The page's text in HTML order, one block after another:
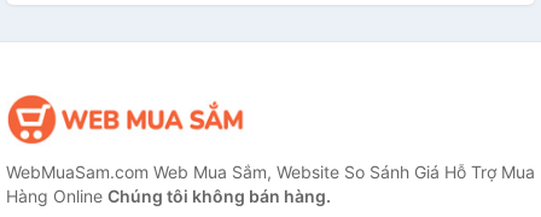
WebMuaSam.com Web Mua Sắm, Website So Sánh Giá Hỗ Trợ Mua
Hàng Online Chúng tôi không bán hàng.